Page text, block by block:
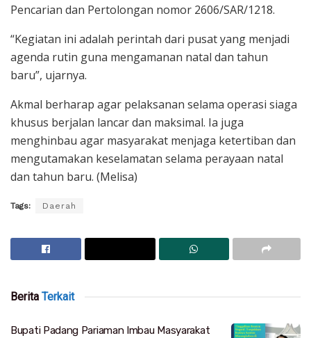
Pencarian dan Pertolongan nomor 2606/SAR/1218.
“Kegiatan ini adalah perintah dari pusat yang menjadi
agenda rutin guna mengamanan natal dan tahun
baru”, ujarnya.
Akmal berharap agar pelaksanan selama operasi siaga
khusus berjalan lancar dan maksimal. Ia juga
menghinbau agar masyarakat menjaga ketertiban dan
mengutamakan keselamatan selama perayaan natal
dan tahun baru. (Melisa)
Tags: Daerah
Berita Terkait
Bupati Padang Pariaman Imbau Masyarakat